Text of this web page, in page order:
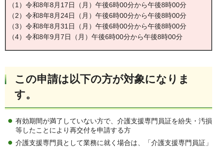
（1）令和8年8月17日（月）午後6時00分から午後8時00分
（2）令和8年8月24日（月）午後6時00分から午後8時00分
（3）令和8年8月31日（月）午後6時00分から午後8時00分
（4）令和8年9月7日（月）午後6時00分から午後8時00分
この申請は以下の方が対象になりま
す。
有効期間が満了していない方で、介護支援専門員証を紛失・汚損
等したことにより再交付を申請する方
介護支援専門員として業務に就く場合は、「介護支援専門員証」